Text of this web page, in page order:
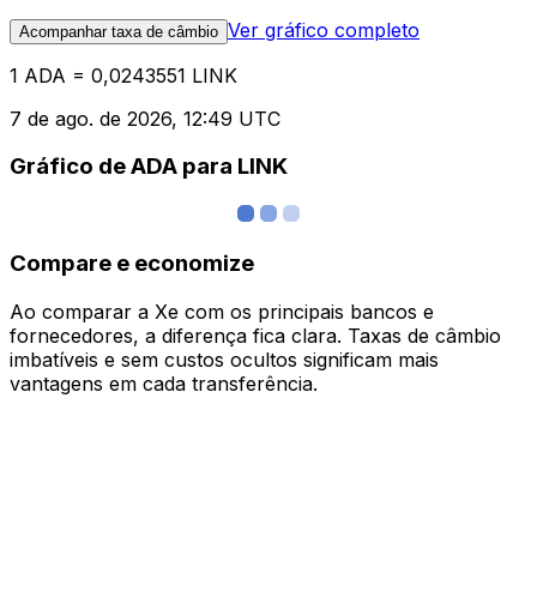
Acompanhar taxa de câmbio Ver gráfico completo
1 ADA = 0,0243551 LINK
7 de ago. de 2026, 12:49 UTC
Gráfico de ADA para LINK
Compare e economize
Ao comparar a Xe com os principais bancos e
fornecedores, a diferença fica clara. Taxas de câmbio
imbatíveis e sem custos ocultos significam mais
vantagens em cada transferência.